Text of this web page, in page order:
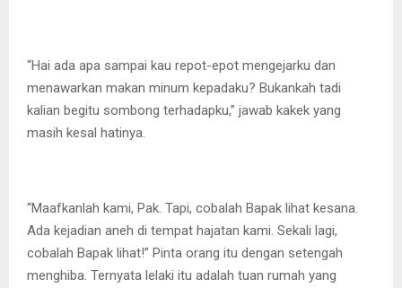
“Hai ada apa sampai kau repot-epot mengejarku dan
menawarkan makan minum kepadaku? Bukankah tadi
kalian begitu sombong terhadapku,” jawab kakek yang
masih kesal hatinya.
“Maafkanlah kami, Pak. Tapi, cobalah Bapak lihat kesana.
Ada kejadian aneh di tempat hajatan kami. Sekali lagi,
cobalah Bapak lihat!” Pinta orang itu dengan setengah
menghiba. Ternyata lelaki itu adalah tuan rumah yang